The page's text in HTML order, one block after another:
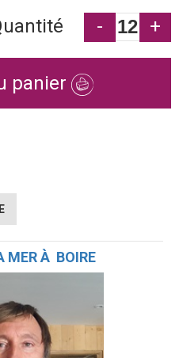
- +
panier
MER À BOIRE